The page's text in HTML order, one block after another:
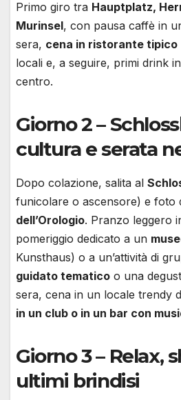
Primo giro tra Hauptplatz,
Murinsel, con pausa caffè in
sera, cena in ristorante tipico
locali e, a seguire, primi drink
centro.
Giorno 2 –
cultura e serata
Dopo colazione, salita al
funicolare o ascensore) e foto
dell’Orologio. Pranzo leggero
pomeriggio dedicato a un
Kunsthaus) o a un’attività di
guidato tematico o una
sera, cena in un locale trendy
in un club o in un bar con
Giorno 3 – Relax,
ultimi brindisi